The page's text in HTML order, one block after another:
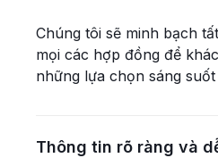
Chúng tôi sẽ minh bạch
mọi các hợp đồng để
những lựa chọn sáng suốt
Thông tin rõ ràng và